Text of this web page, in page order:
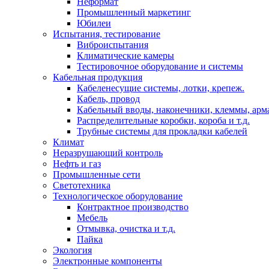
Промышленный маркетинг
Юбилеи
Испытания, тестирование
Виброиспытания
Климатические камеры
Тестировочное оборудование и системы
Кабельная продукция
Кабеленесущие системы, лотки, крепеж.
Кабель, провод
Кабельный вводы, наконечники, клеммы,
Распределительные коробки, короба и т.д.
Трубные системы для прокладки кабелей
Климат
Неразрушающий контроль
Нефть и газ
Промышленные сети
Светотехника
Технологическое оборудование
Контрактное производство
Мебель
Отмывка, очистка и т.д.
Пайка
Экология
Электронные компоненты